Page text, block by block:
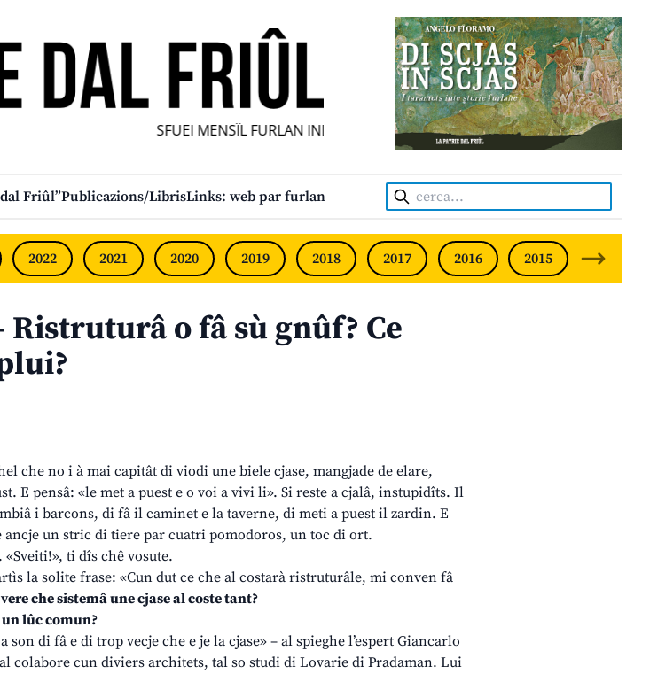
SFUEI MENSÎL FURLAN INDIPENDENT • INDEPENDENT FRIULIAN MONTHLY •
Friûl”Publicazions/LibrisLinks: web par furlan Cerca:
2022 2021 2020 2019 2018 2017 2016 2015 2014
Ristruturâ o fâ sù gnûf? Ce
che no i à mai capitât di viodi une biele cjase, mangjade de elare,
E pensâ: «le met a puest e o voi a vivi li». Si reste a cjalâ, instupidîts. Il
i barcons, di fâ il caminet e la taverne, di meti a puest il zardin. E
ancje un stric di tiere par cuatri pomodoros, un toc di ort.
ti dîs chê vosute.
la solite frase: «Cun dut ce che al costarà ristruturâle, mi conven fâ
che sistemâ une cjase al coste tant?
lûc comun?
son di fâ e di trop vecje che e je la cjase» – al spieghe l’espert Giancarlo
colabore cun diviers architets, tal so studi di Lovarie di Pradaman. Lui